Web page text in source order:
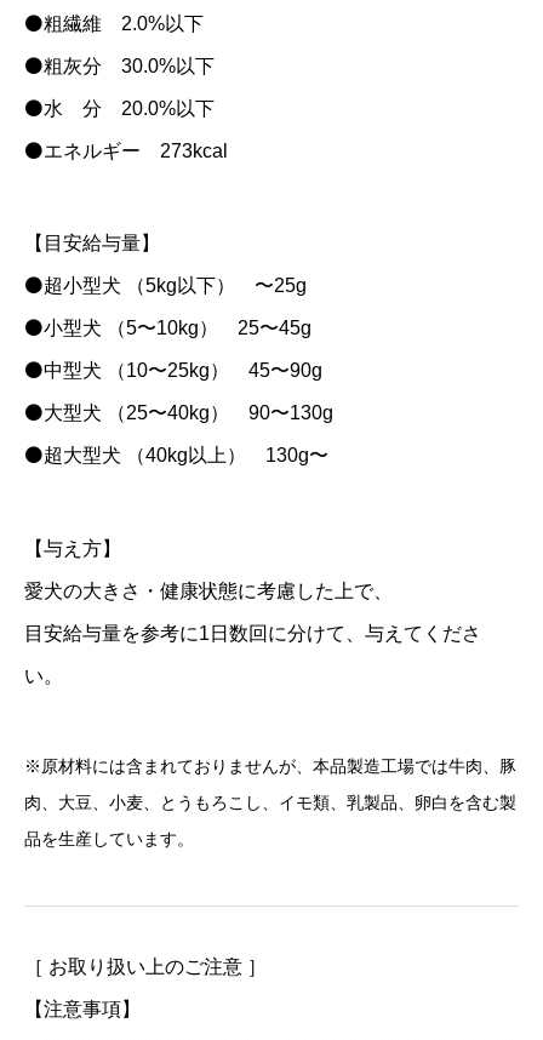
⚫粗繊維 2.0%以下
⚫粗灰分 30.0%以下
⚫水 分 20.0%以下
⚫エネルギー 273kcal
【目安給与量】
⚫超小型犬 （5kg以下） 〜25g
⚫小型犬 （5〜10kg） 25〜45g
⚫中型犬 （10〜25kg） 45〜90g
⚫大型犬 （25〜40kg） 90〜130g
⚫超大型犬 （40kg以上） 130g〜
【与え方】
愛犬の大きさ・健康状態に考慮した上で、
目安給与量を参考に1日数回に分けて、与えてくださ
い。
※原材料には含まれておりませんが、本品製造工場では牛肉、豚
肉、大豆、小麦、とうもろこし、イモ類、乳製品、卵白を含む製
品を生産しています。
［ お取り扱い上のご注意 ］
【注意事項】